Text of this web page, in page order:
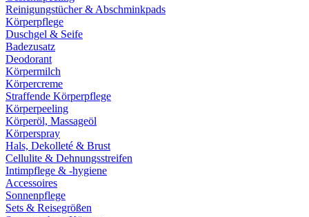
Reinigungstücher & Abschminkpads
Körperpflege
Duschgel & Seife
Badezusatz
Deodorant
Körpermilch
Körpercreme
Straffende Körperpflege
Körperpeeling
Körperöl, Massageöl
Körperspray
Hals, Dekolleté & Brust
Cellulite & Dehnungsstreifen
Intimpflege & -hygiene
Accessoires
Sonnenpflege
Sets & Reisegrößen